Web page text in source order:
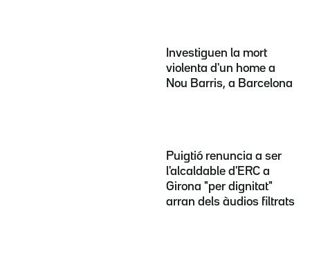
Investiguen la mort
violenta d'un home a
Nou Barris, a Barcelona
Puigtió renuncia a ser
l'alcaldable d'ERC a
Girona "per dignitat"
arran dels àudios filtrats